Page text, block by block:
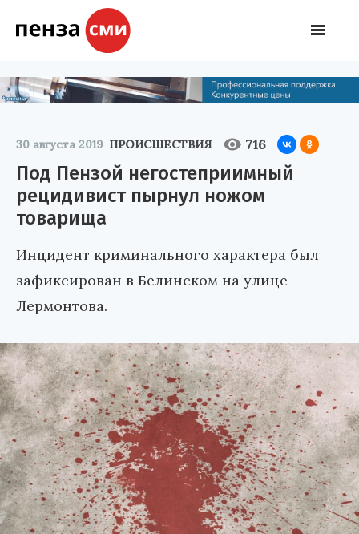
30 августа 2019 ПРОИСШЕСТВИЯ 716
Под Пензой негостеприимный
рецидивист пырнул ножом
товарища
Инцидент криминального характера был
зафиксирован в Белинском на улице
Лермонтова.